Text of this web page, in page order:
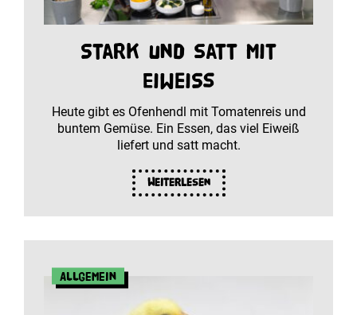
Stark und satt mit
Eiweiß
Heute gibt es Ofenhendl mit Tomatenreis und
buntem Gemüse. Ein Essen, das viel Eiweiß
liefert und satt macht.
Weiterlesen
Allgemein